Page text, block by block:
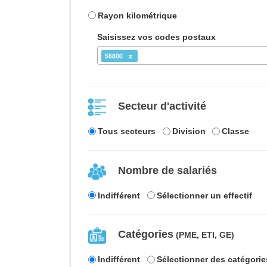
Rayon kilométrique
Saisissez vos codes postaux
56800
Secteur d'activité
Tous secteurs Division Classe
Nombre de salariés
Indifférent Sélectionner un effectif
Catégories (PME, ETI, GE)
Indifférent Sélectionner des